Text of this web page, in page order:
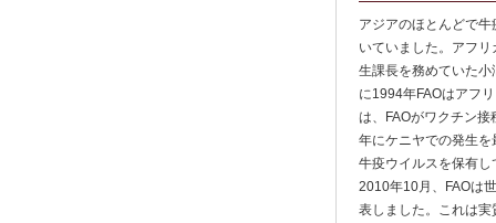
アジアのほとんどで
いていました。アフ
生課長を務めていた
に1994年FAOはアフ
は、FAOがワクチン
年にケニヤでの発生
牛疫ウイルスを保有
2010年10月、FAOは
表しました。これは